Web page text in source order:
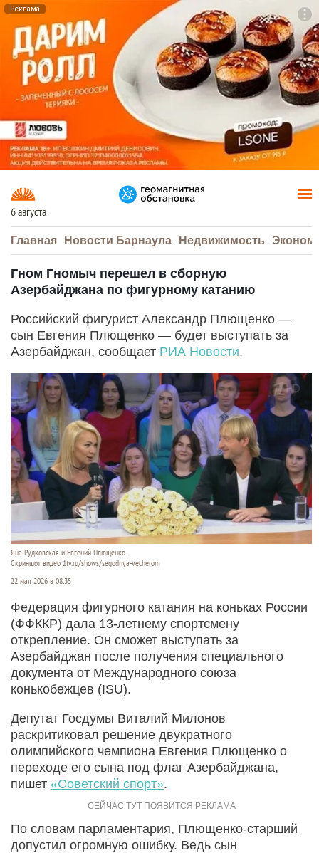
Реклама
6 августа
Главная Новости Барнаула Недвижимость
Гном Гномыч перешел в сборную
Азербайджана по фигурному катанию
Российский фигурист Александр Плющенко —
сын Евгения Плющенко — будет выступать за
Азербайджан, сообщает РИА Новости.
Яна Рудковская и Евгений Плющенко.
Скриншот видео 1tv.ru/shows/segodnya-vecherom
22 мая 2026 в 08:35
Федерация фигурного катания на коньках России
(ФФККР) дала 13-летнему спортсмену
открепление. Он сможет выступать за
Азербайджан после получения специального
документа от Международного союза
конькобежцев (ISU).
Депутат Госдумы Виталий Милонов
раскритиковал решение двукратного
олимпийского чемпиона Евгения Плющенко о
переходе его сына под флаг Азербайджана,
пишет «Советский спорт».
По словам парламентария, Плющенко-старший
допустил огромную ошибку. Ведь сын